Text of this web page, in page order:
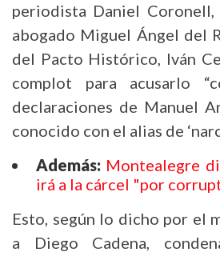
periodista Daniel
abogado Miguel Ángel del
del Pacto Histórico, Iván
complot para acusarlo
declaraciones de Manuel
conocido con el alias de
Además: Montealegre
irá a la cárcel "por
Esto, según lo dicho por el
a Diego Cadena,